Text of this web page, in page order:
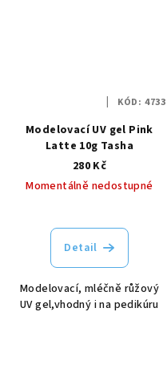
Modelovací UV gel Pink
Latte 10g Tasha
280 Kč
Momentálně nedostupné
Detail
Modelovací, mléčně růžový
UV gel,vhodný i na pedikúru
KÓD: 4733